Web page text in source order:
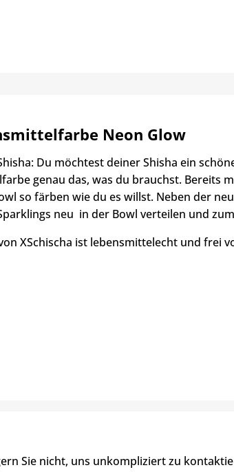
Neon Glow
Du möchtest deiner Shisha ein
genau das, was du brauchst. Bereits
so färben wie du es willst. Neben der
neu in der Bowl verteilen und
XSchischa ist lebensmittelecht und frei
Sie nicht, uns unkompliziert zu